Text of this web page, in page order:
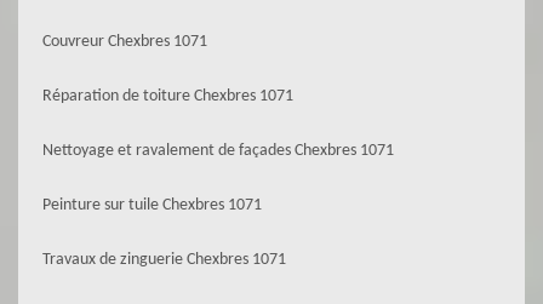
Couvreur Chexbres 1071
Réparation de toiture Chexbres 1071
Nettoyage et ravalement de façades Chexbres 1071
Peinture sur tuile Chexbres 1071
Travaux de zinguerie Chexbres 1071